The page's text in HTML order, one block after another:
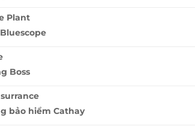
Plant
Boss
bảo hiểm Cathay